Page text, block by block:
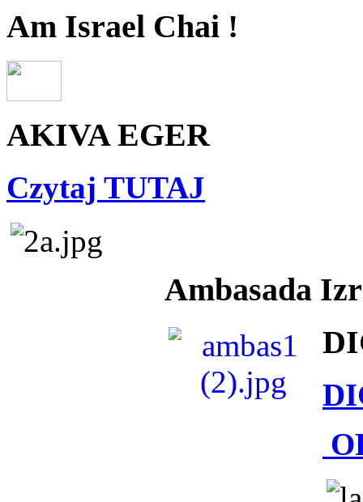
Am Israel Chai !
AKIVA EGER
Czytaj TUTAJ
Ambasada